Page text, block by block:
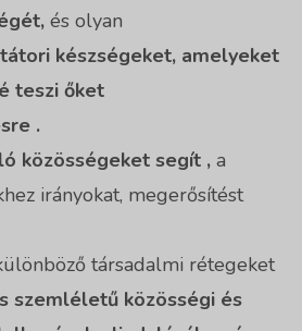
és olyan
készségeket, amelyeket
teszi őket
.
közösségeket segít , a
irányokat, megerősítést
társadalmi rétegeket
szemléletű közösségi és